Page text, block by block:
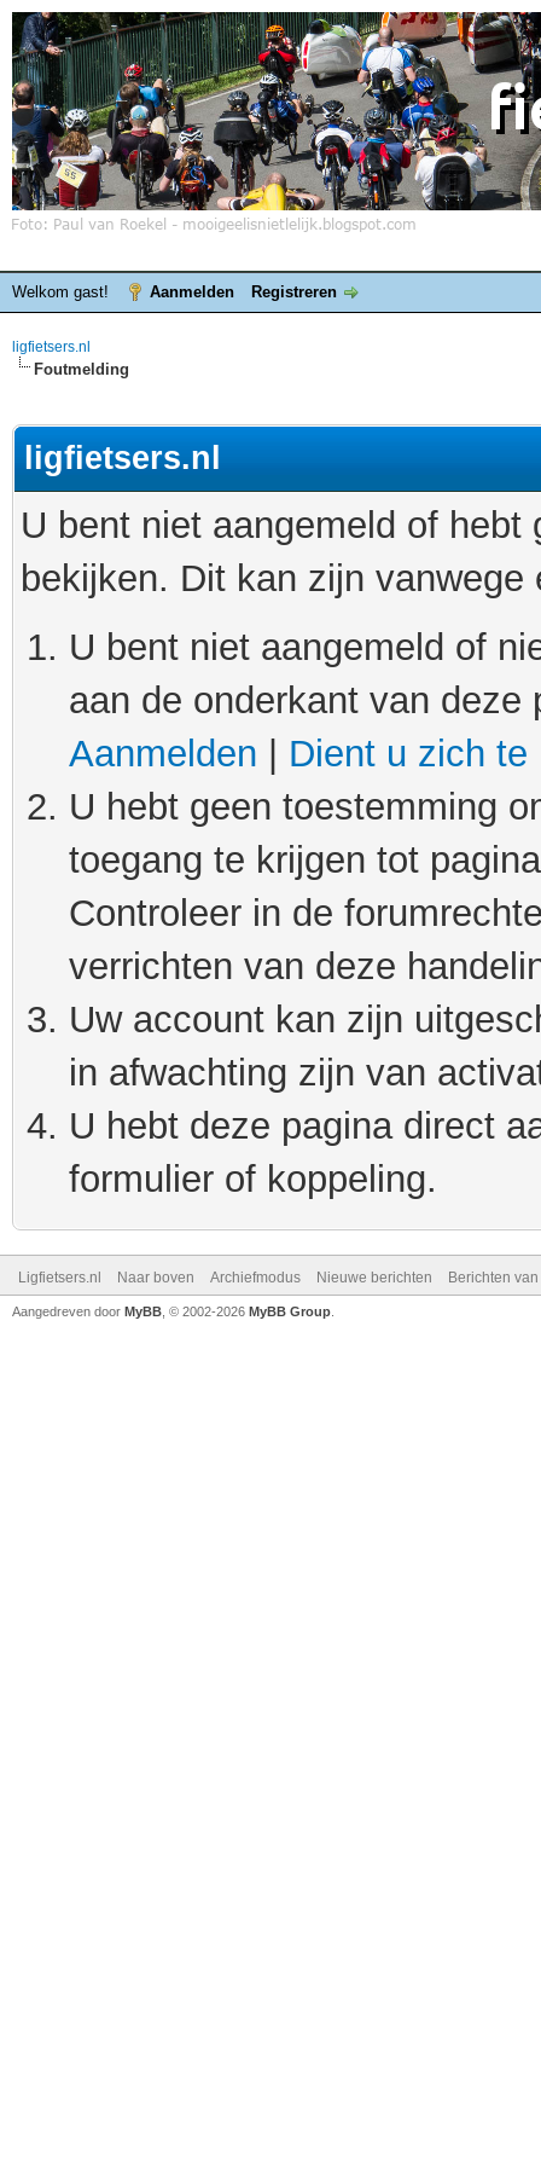
Welkom gast! Aanmelden Registreren
ligfietsers.nl
Foutmelding
ligfietsers.nl
U bent niet aangemeld of
bekijken. Dit kan zijn
U bent niet aangemeld of
aan de onderkant van
Aanmelden
Dient u zich te
U hebt geen toestemming
toegang te krijgen tot
Controleer in de
verrichten van deze
Uw account kan zijn
in afwachting zijn van
U hebt deze pagina direct
formulier of koppeling.
Ligfietsers.nl Naar boven Archiefmodus Nieuwe berichten Berichten
Aangedreven door MyBB , © 2002-2026 MyBB Group